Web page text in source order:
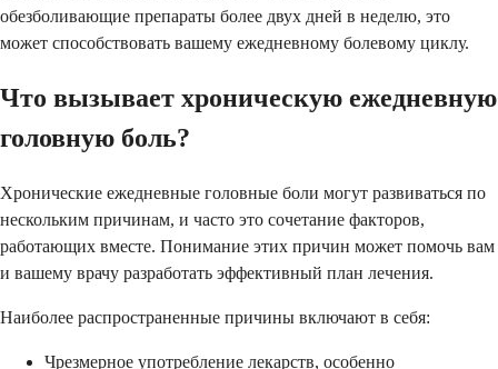
обезболивающие препараты более двух дней в неделю, это
может способствовать вашему ежедневному болевому циклу.
Что вызывает хроническую ежедневную
головную боль?
Хронические ежедневные головные боли могут развиваться по
нескольким причинам, и часто это сочетание факторов,
работающих вместе. Понимание этих причин может помочь вам
и вашему врачу разработать эффективный план лечения.
Наиболее распространенные причины включают в себя:
Чрезмерное употребление лекарств, особенно